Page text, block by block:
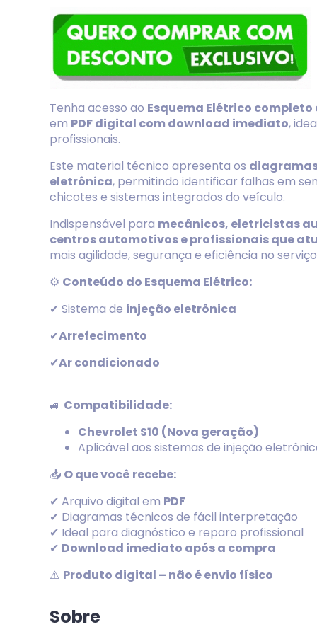
Tenha acesso ao Esquema Elétrico completo
em PDF digital com download imediato,
profissionais.
Este material técnico apresenta os
eletrônica, permitindo identificar falhas em
chicotes e sistemas integrados do veículo.
Indispensável para mecânicos, eletricistas
centros automotivos e profissionais que
mais agilidade, segurança e eficiência no
⚙️ Conteúdo do Esquema Elétrico:
✔ Sistema de injeção eletrônica
✔Arrefecimento
✔Ar condicionado
🚙 Compatibilidade:
Chevrolet S10 (Nova geração)
Aplicável aos sistemas de injeção
📥 O que você recebe:
✔ Arquivo digital em PDF
✔ Diagramas técnicos de fácil interpretação
✔ Ideal para diagnóstico e reparo profissional
✔ Download imediato após a compra
⚠️ Produto digital – não é envio físico
Sobre